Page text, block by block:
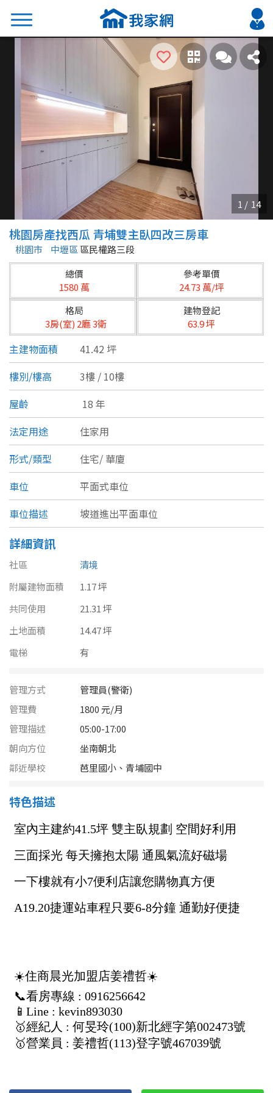
搜尋
熱門關鍵字
2026 台北降價好屋限量釋出
2026 新北降價好屋限量釋出
2026 台中降價好屋限量釋出
2026 台南降價好屋限量釋出
2026 高雄降價好屋限量釋出
縣市
不限
台北市
基隆市
新北市
宜蘭縣
桃園市
新竹市
新竹縣
苗栗縣
台中市
彰化縣
嘉義市
嘉義縣
台南市
高雄市
澎湖縣
台東縣
金門連江
區域
類型(可複選)
公寓
別墅 透天厝
農舍 辦公
坪數
20~30 坪
40~50 坪
80坪以上
樓層
1樓 2樓
3樓 4樓
5~10樓 11~20樓
21樓以上
格局
不拘
1房
2房 3房
桃園房產找西瓜 青埔雙主臥四改三房車
桃園市 中壢區 區民權路三段
總價
1580 萬
參考單價
24.73 萬/坪
格局
3房(室) 2廳 3衛
建物登記
63.9 坪
主建物面積
41.42 坪
樓別/樓高
3樓 / 10樓
屋齡
18 年
法定用途
住家用
形式/類型
住宅/ 華廈
車位
平面式車位
車位描述
坡道進出平面車位
詳細資訊
社區
清境
附屬建物面積
1.17 坪
共同使用
21.31 坪
土地面積
14.47 坪
電梯
有
管理方式
管理員(警衛)
管理費
1800 元/月
管理描述
05:00-17:00
朝向方位
坐南朝北
鄰近學校
芭里國小、青埔國中
特色描述